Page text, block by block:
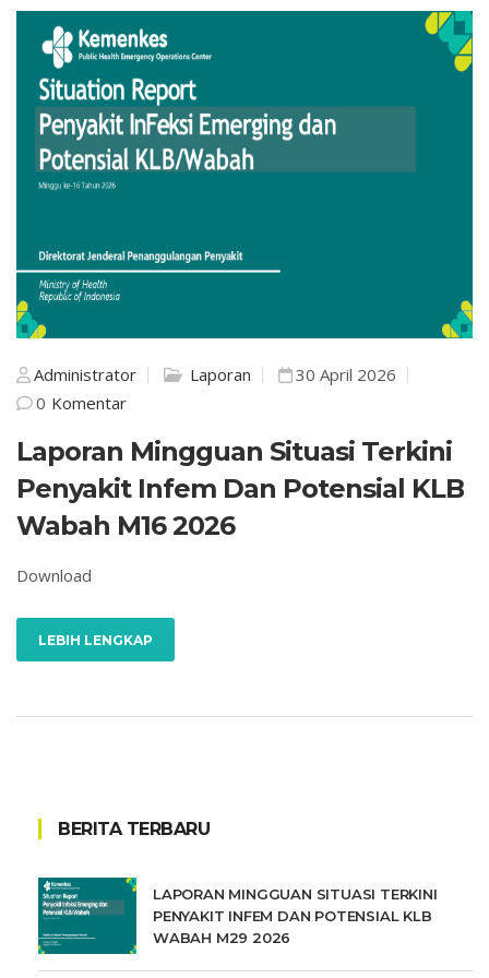
Administrator Laporan
30 April 2026
0 Komentar
Laporan Mingguan Situasi Terkini
Penyakit Infem Dan Potensial KLB
Wabah M16 2026
Download
LEBIH LENGKAP
BERITA TERBARU
LAPORAN MINGGUAN SITUASI TERKINI
PENYAKIT INFEM DAN POTENSIAL KLB
WABAH M29 2026